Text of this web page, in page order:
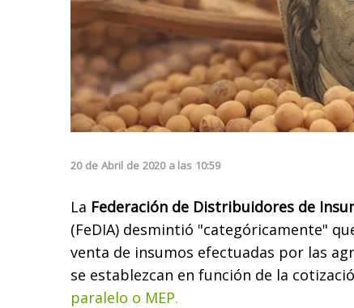
20 de Abril de 2020 a las 10:59
La Federación de Distribuidores de
(FeDIA) desmintió "categóricamente"
venta de insumos efectuadas por las
se establezcan en función de la
paralelo o MEP.